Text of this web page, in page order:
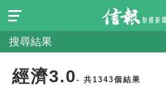
搜尋結果
經濟3.0 - 共1343個結果